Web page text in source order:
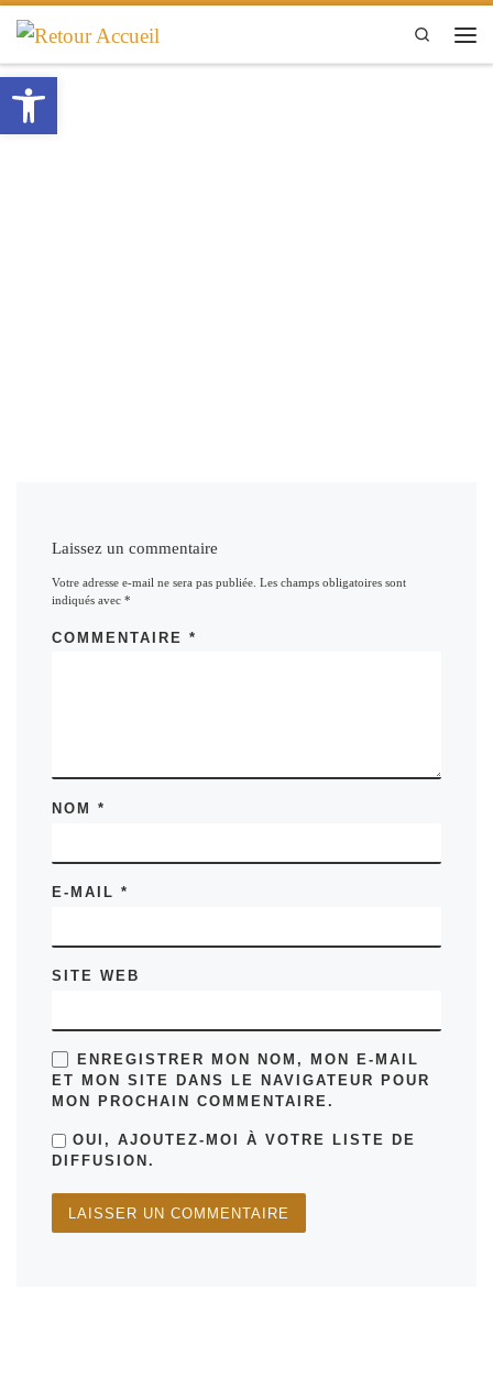
Passer au contenu
Search
Laissez un commentaire
Votre adresse e-mail ne sera pas publiée. Les champs obligatoires sont
indiqués avec*
COMMENTAIRE*
NOM*
E-MAIL*
SITE WEB
ENREGISTRER MON NOM, MON E-MAIL
ET MON SITE DANS LE NAVIGATEUR POUR
MON PROCHAIN COMMENTAIRE.
OUI, AJOUTEZ-MOI À VOTRE LISTE DE
DIFFUSION.
Ouvrir la barre d’outils